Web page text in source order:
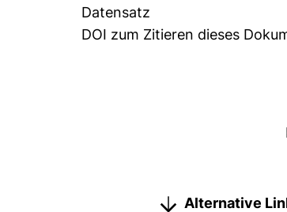
Datensatz
DOI zum Zitieren dieses
Alternative